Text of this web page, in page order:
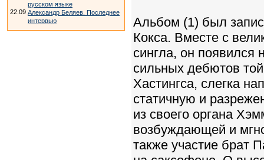
русском языке
22.09 Александр Беляев. Последнее
интервью
Альбом (1) был
Кокса. Вместе с
сингла, он появился
сильных дебютов
Хастингса, слегка
статичную и
из своего органа
возбуждающей и
также участие брат